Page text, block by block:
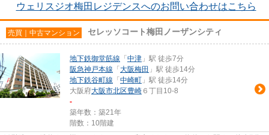
ウェリスジオ梅田レジデンスへのお問い合わせはこちら
売買｜中古マンション セレッソコート梅田ノーザンシティ
地下鉄御堂筋線 「 中津 」駅 徒歩7分
阪急神戸本線 「 大阪梅田 」駅 徒歩14分
地下鉄谷町線 「 中崎町 」駅 徒歩14分
大阪府大阪市北区豊崎 ６丁目10-8
-
築年数：築21年
階数：10階建